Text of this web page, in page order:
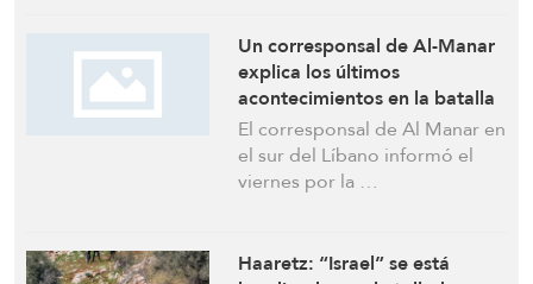
Un corresponsal de Al-Manar
explica los últimos
acontecimientos en la batalla
entre combatientes de
Hezbolá y el ejército israelí en
el sur del Líbano
El corresponsal de Al Manar en
el sur del Líbano informó el
viernes por la …
Haaretz: “Israel” se está